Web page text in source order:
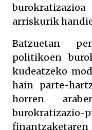
arriskurik
Batzuetan
politikoen
kudeatzeko
hain parte-
horren